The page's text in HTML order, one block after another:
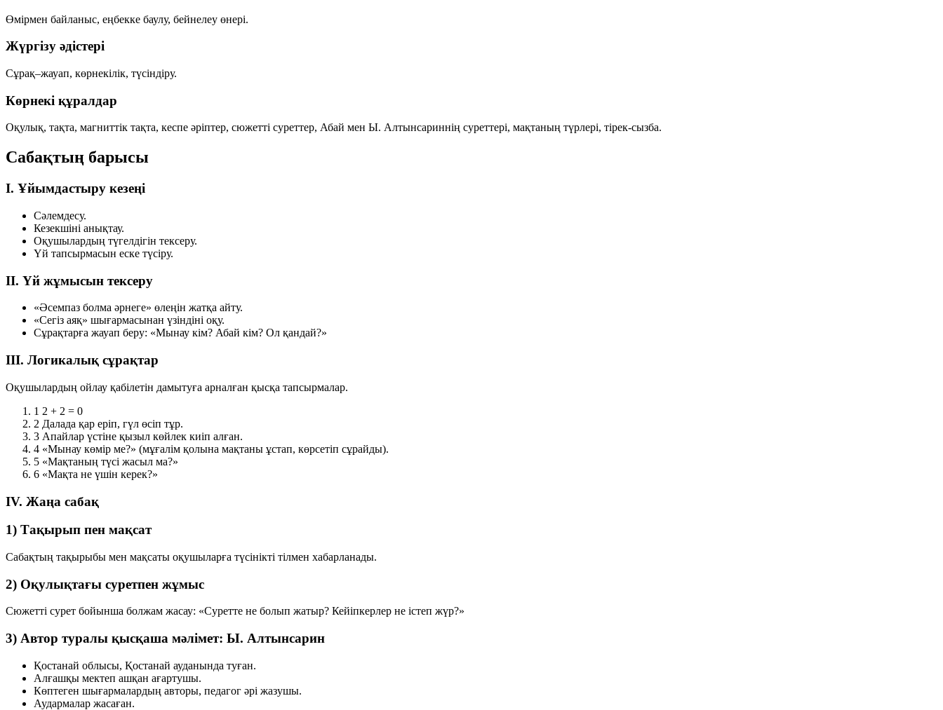
Өмірмен байланыс, еңбекке баулу, бейнелеу өнері.
Жүргізу әдістері
Сұрақ–жауап, көрнекілік, түсіндіру.
Көрнекі құралдар
Оқулық, тақта, магниттік тақта, кеспе әріптер, сюжетті суреттер, Абай мен Ы. Алтынсариннің суреттері, мақтаның түрлері, тірек-сызба.
Сабақтың барысы
I. Ұйымдастыру кезеңі
Сәлемдесу.
Кезекшіні анықтау.
Оқушылардың түгелдігін тексеру.
Үй тапсырмасын еске түсіру.
II. Үй жұмысын тексеру
«Әсемпаз болма әрнеге» өлеңін жатқа айту.
«Сегіз аяқ» шығармасынан үзіндіні оқу.
Сұрақтарға жауап беру: «Мынау кім? Абай кім? Ол қандай?»
III. Логикалық сұрақтар
Оқушылардың ойлау қабілетін дамытуға арналған қысқа тапсырмалар.
1 2 + 2 = 0
2 Далада қар еріп, гүл өсіп тұр.
3 Апайлар үстіне қызыл көйлек киіп алған.
4 «Мынау көмір ме?» (мұғалім қолына мақтаны ұстап, көрсетіп сұрайды).
5 «Мақтаның түсі жасыл ма?»
6 «Мақта не үшін керек?»
IV. Жаңа сабақ
1) Тақырып пен мақсат
Сабақтың тақырыбы мен мақсаты оқушыларға түсінікті тілмен хабарланады.
2) Оқулықтағы суретпен жұмыс
Сюжетті сурет бойынша болжам жасау: «Суретте не болып жатыр? Кейіпкерлер не істеп жүр?»
3) Автор туралы қысқаша мәлімет: Ы. Алтынсарин
Қостанай облысы, Қостанай ауданында туған.
Алғашқы мектеп ашқан ағартушы.
Көптеген шығармалардың авторы, педагог әрі жазушы.
Аудармалар жасаған.